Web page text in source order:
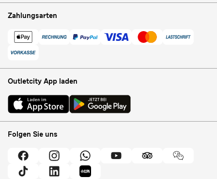
Zahlungsarten
Outletcity App laden
Folgen Sie uns